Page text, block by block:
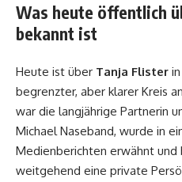
Was heute öffentlich
bekannt ist
Heute ist über Tanja Flister
begrenzter, aber klarer Kreis
war die langjährige Partnerin
Michael Naseband, wurde in
Medienberichten erwähnt und
weitgehend eine private